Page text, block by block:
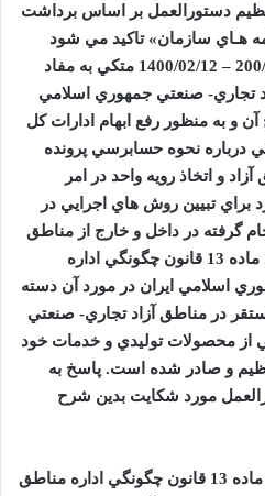
دستورالعمل بر اساس برداشت
هـاي سازمان» تاکيد مي شود
–
1400/02/12 متکي به مفاد
تجاري- صنعتي جمهوري اسلامي
و به منظور رفع ابهام ادارات کل
درباره نحوه حسابرسي پرونده
و اتخاذ رويه واحد در امر
تبيين روش هاي اجرايي در
گرفته در داخل و خارج از مناطق
13 قانون چگونگي اداره
اسلامي ايران در مورد آن دسته
در مناطق آزاد تجاري- صنعتي
از محصولات توليدي و خدمات خود
و صادر شده است. پاسخ به
مورد شکايت بدين شرح
13 قانون چگونگي اداره مناطق